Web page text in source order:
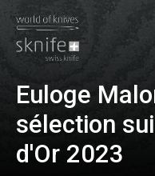
Euloge
sélection
d'Or 2023